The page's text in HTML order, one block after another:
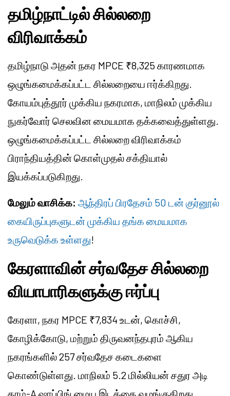
தமிழ்நாட்டில் சில்லறை
விரிவாக்கம்
தமிழ்நாடு அதன் நகர MPCE ₹8,325 காரணமாக
ஒழுங்கமைக்கப்பட்ட சில்லறையை ஈர்க்கிறது.
கோயம்புத்தூர் முக்கிய நகரமாக, மாநிலம் முக்கிய
நுகர்வோர் செலவின மையமாக தக்கவைத்துள்ளது.
ஒழுங்கமைக்கப்பட்ட சில்லறை விரிவாக்கம்
பிராந்தியத்தின் கொள்முதல் சக்தியால்
இயக்கப்படுகிறது.
மேலும் வாசிக்க: ஆந்திரப் பிரதேசம் 50 டன் குர்னூல்
கையிருப்புகளுடன் முக்கிய தங்க மையமாக
உருவெடுக்க உள்ளது!
கேரளாவின் சர்வதேச சில்லறை
வியாபாரிகளுக்கு ஈர்ப்பு
கேரளா, நகர MPCE ₹7,834 உடன், கொச்சி,
கோழிக்கோடு, மற்றும் திருவனந்தபுரம் ஆகிய
நகரங்களில் 257 சர்வதேச கடைகளை
கொண்டுள்ளது. மாநிலம் 5.2 மில்லியன் சதுர அடி
தரம்-A ஷாப்பிங் மைய இடத்தை வழங்குகிறது,